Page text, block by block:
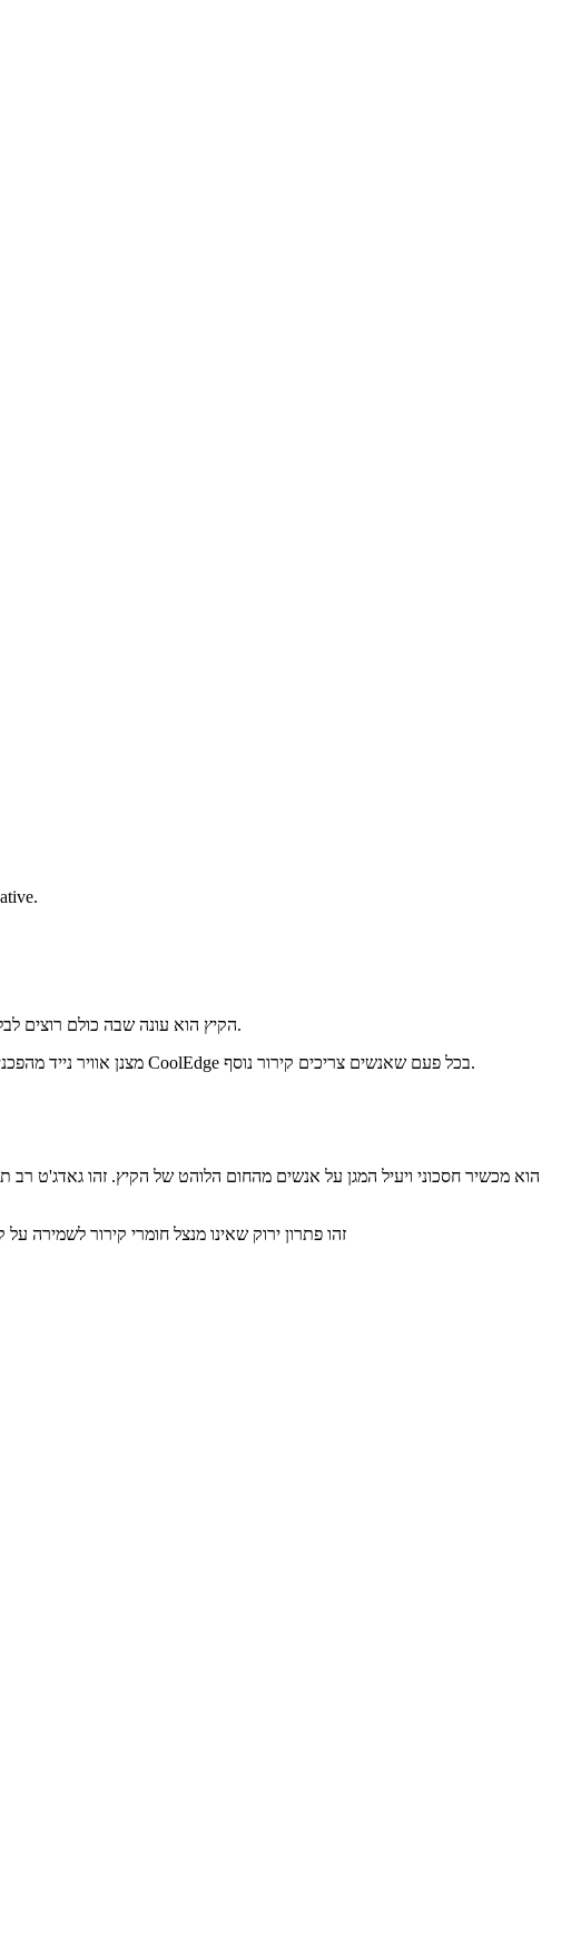
הקיץ הוא עונה שבה כולם רוצים לבלות בחוץ. אנשים רוצים לצאת לחופשות במהלך הקיץ. הקיץ תמיד צריך להיות מהנה ומרגש, אבל אנשים מתמודדים עם בעיות עם חום מוגזם.
למרבה המזל, CoolEdge, מצנן אוויר נייד מהפכני, נמצא כאן כדי להקל על כל בעיות החום והקירור שלך בקיץ. בניגוד למזגנים גדולים, ניתן להשתמש במקרר האוויר CoolEdge בכל פעם שאנשים צריכים קירור נוסף.
זהו פתרון ירוק שאינו מנצל חומרי קירור לשמירה